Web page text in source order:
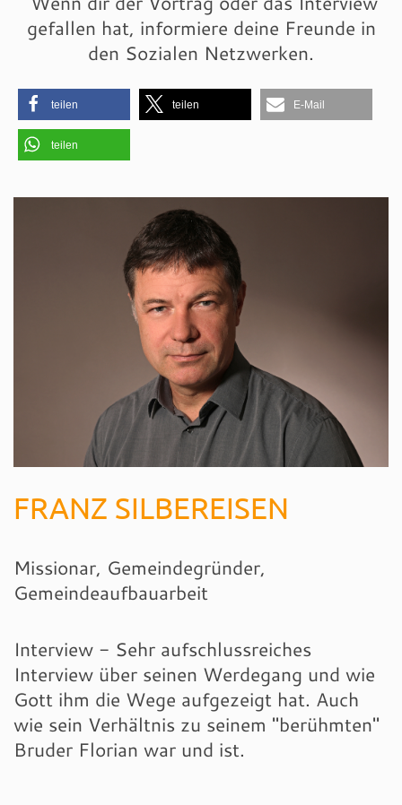
gefallen hat, informiere deine Freunde in
den Sozialen Netzwerken.
teilen teilen E-Mail
teilen
FRANZ SILBEREISEN
Missionar, Gemeindegründer,
Gemeindeaufbauarbeit
Interview - Sehr aufschlussreiches
Interview über seinen Werdegang und wie
Gott ihm die Wege aufgezeigt hat. Auch
wie sein Verhältnis zu seinem "berühmten"
Bruder Florian war und ist.